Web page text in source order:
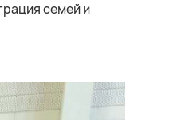
семей и